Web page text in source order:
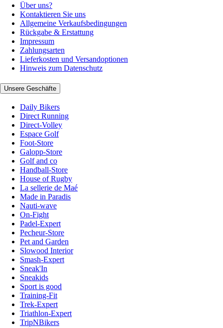
Über uns?
Kontaktieren Sie uns
Allgemeine Verkaufsbedingungen
Rückgabe & Erstattung
Impressum
Zahlungsarten
Lieferkosten und Versandoptionen
Hinweis zum Datenschutz
Unsere Geschäfte
Daily Bikers
Direct Running
Direct-Volley
Espace Golf
Foot-Store
Galopp-Store
Golf and co
Handball-Store
House of Rugby
La sellerie de Maé
Made in Paradis
Nauti-wave
On-Fight
Padel-Expert
Pecheur-Store
Pet and Garden
Slowood Interior
Smash-Expert
Sneak'In
Sneakids
Sport is good
Training-Fit
Trek-Expert
Triathlon-Expert
TripNBikers